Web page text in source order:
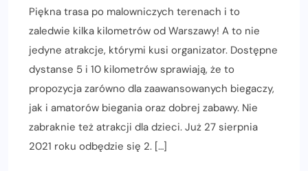
Piękna trasa po malowniczych terenach i to
zaledwie kilka kilometrów od Warszawy! A to nie
jedyne atrakcje, którymi kusi organizator. Dostępne
dystanse 5 i 10 kilometrów sprawiają, że to
propozycja zarówno dla zaawansowanych biegaczy,
jak i amatorów biegania oraz dobrej zabawy. Nie
zabraknie też atrakcji dla dzieci. Już 27 sierpnia
2021 roku odbędzie się 2. […]